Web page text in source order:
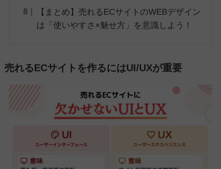
【まとめ】売れるECサイトのWEBデザイン
は「使いやすさ×魅せ方」を意識しよう！
売れるECサイトを作るにはUI/UXが重要